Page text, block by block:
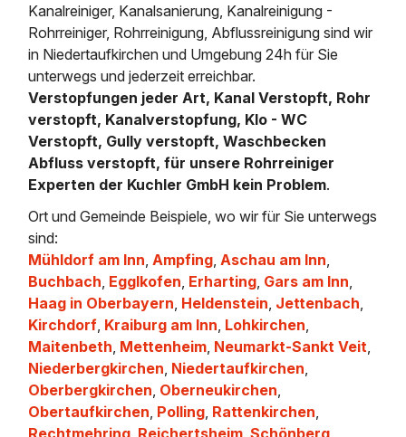
Kanalreiniger, Kanalsanierung, Kanalreinigung -
Rohrreiniger, Rohrreinigung, Abflussreinigung sind wir
in Niedertaufkirchen und Umgebung 24h für Sie
unterwegs und jederzeit erreichbar.
Verstopfungen jeder Art, Kanal Verstopft, Rohr
verstopft, Kanalverstopfung, Klo - WC
Verstopft, Gully verstopft, Waschbecken
Abfluss verstopft, für unsere Rohrreiniger
Experten der Kuchler GmbH kein Problem.
Ort und Gemeinde Beispiele, wo wir für Sie unterwegs
sind:
Mühldorf am Inn,Ampfing,Aschau am Inn,
Buchbach, Egglkofen, Erharting, Gars am Inn,
Haag in Oberbayern, Heldenstein, Jettenbach,
Kirchdorf, Kraiburg am Inn, Lohkirchen,
Maitenbeth, Mettenheim, Neumarkt-Sankt Veit,
Niederbergkirchen, Niedertaufkirchen,
Oberbergkirchen, Oberneukirchen,
Obertaufkirchen, Polling, Rattenkirchen,